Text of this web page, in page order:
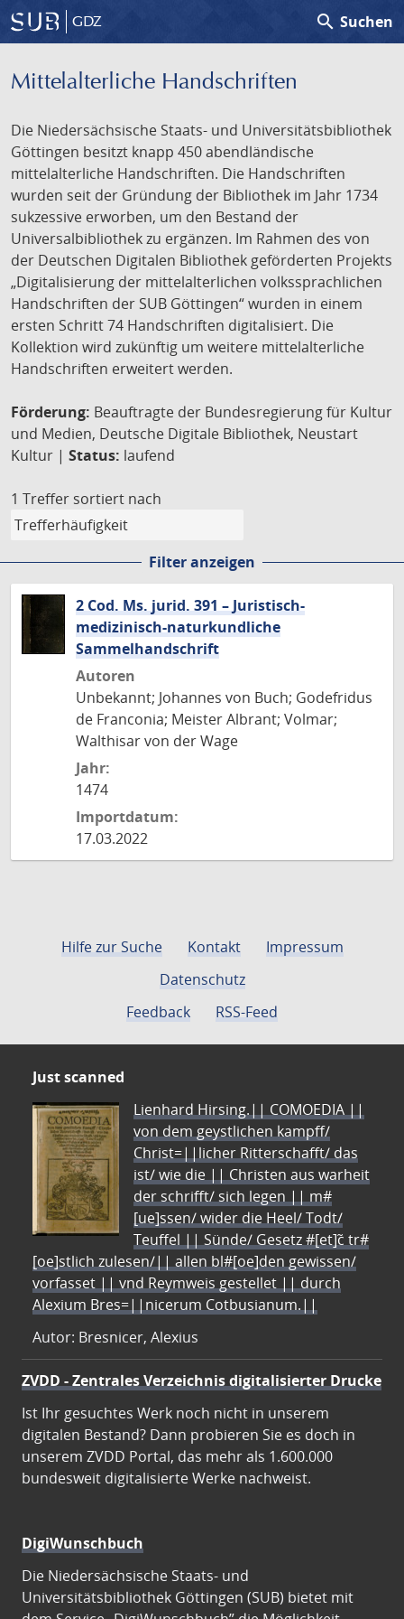
GDZ search Suchen
Mittelalterliche Handschriften
Die Niedersächsische Staats- und Universitätsbibliothek
Göttingen besitzt knapp 450 abendländische
mittelalterliche Handschriften. Die Handschriften
wurden seit der Gründung der Bibliothek im Jahr 1734
sukzessive erworben, um den Bestand der
Universalbibliothek zu ergänzen. Im Rahmen des von
der Deutschen Digitalen Bibliothek geförderten Projekts
„Digitalisierung der mittelalterlichen volkssprachlichen
Handschriften der SUB Göttingen“ wurden in einem
ersten Schritt 74 Handschriften digitalisiert. Die
Kollektion wird zukünftig um weitere mittelalterliche
Handschriften erweitert werden.
Förderung: Beauftragte der Bundesregierung für Kultur
und Medien, Deutsche Digitale Bibliothek, Neustart
Kultur | Status: laufend
1 Treffer sortiert nach
Filter anzeigen
2 Cod. Ms. jurid. 391 – Juristisch-
medizinisch-naturkundliche
Sammelhandschrift
Autoren
Unbekannt; Johannes von Buch; Godefridus
de Franconia; Meister Albrant; Volmar;
Walthisar von der Wage
Jahr:
1474
Importdatum:
17.03.2022
Hilfe zur Suche Kontakt
Impressum
Datenschutz
Feedback
RSS-Feed
Just scanned
Lienhard Hirsing.|| COMOEDIA ||
von dem geystlichen kampff/
Christ=||licher Ritterschafft/ das
ist/ wie die || Christen aus warheit
der schrifft/ sich legen || m#
[ue]ssen/ wider die Heel/ Todt/
Teuffel || Sünde/ Gesetz #[et]c̃ tr#
[oe]stlich zulesen/|| allen bl#[oe]den gewissen/
vorfasset || vnd Reymweis gestellet || durch
Alexium Bres=||nicerum Cotbusianum.||
Autor: Bresnicer, Alexius
ZVDD - Zentrales Verzeichnis digitalisierter Drucke
Ist Ihr gesuchtes Werk noch nicht in unserem
digitalen Bestand? Dann probieren Sie es doch in
unserem ZVDD Portal, das mehr als 1.600.000
bundesweit digitalisierte Werke nachweist.
DigiWunschbuch
Die Niedersächsische Staats- und
Universitätsbibliothek Göttingen (SUB) bietet mit